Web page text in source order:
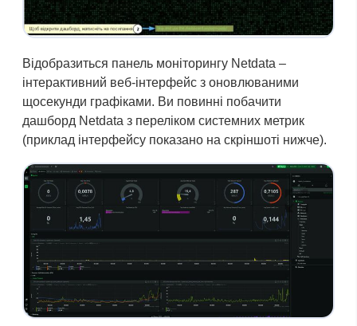
Відобразиться панель моніторингу Netdata –
інтерактивний веб-інтерфейс з оновлюваними
щосекунди графіками. Ви повинні побачити
дашборд Netdata з переліком системних метрик
(приклад інтерфейсу показано на скріншоті нижче).